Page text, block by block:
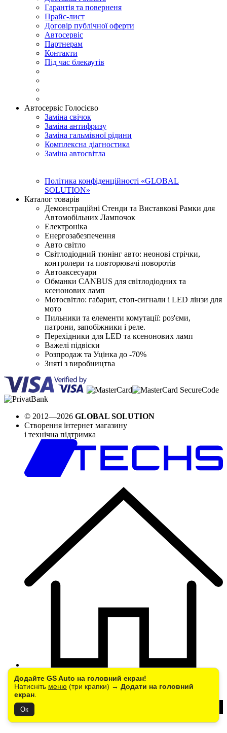
Додайте GS Auto на головний екран!
Натисніть меню (три крапки) → Додати на головний
екран
Ок
Гарантія та поверненя
Прайс-лист
Договір публічної оферти
Автосервіс
Партнерам
Контакти
Під час блекаутів
Автосервіс Голосієво
Заміна свічок
Заміна антифризу
Заміна гальмівної рідини
Комплексна діагностика
Заміна автосвітла
Політика конфіденційності «GLOBAL
SOLUTION»
Каталог товарів
Демонстраційні Стенди та Виставкові Рамки для
Автомобільних Лампочок
Електроніка
Енергозабезпечення
Авто світло
Світлодіодний тюнінг авто: неонові стрічки,
контролери та повторювачі поворотів
Автоаксесуари
Обманки CANBUS для світлодіодних та
ксенонових ламп
Мотосвітло: габарит, стоп-сигнали і LED лінзи для
мото
Пильники та елементи комутації: роз'єми,
патрони, запобіжники і реле.
Перехідники для LED та ксенонових ламп
Важелі підвіски
Розпродаж та Уцінка до -70%
Зняті з виробництва
© 2012—2026 GLOBAL SOLUTION
Створення інтернет магазину
і технічна підтримка
Головна